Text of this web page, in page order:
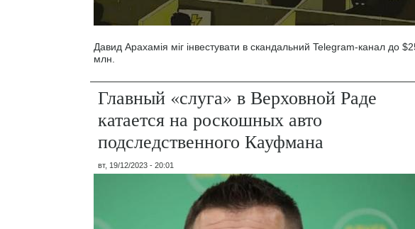
Давид Арахамія міг інвестувати в скандальний Telegram-канал до
млн.
Главный «слуга» в Верховной Раде
катается на роскошных авто
подследственного Кауфмана
вт, 19/12/2023 - 20:01